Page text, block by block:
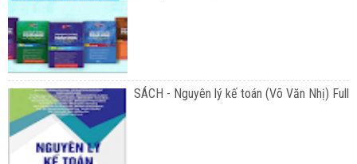
SÁCH - Nguyên lý kế toán (Võ Văn Nhị) Full